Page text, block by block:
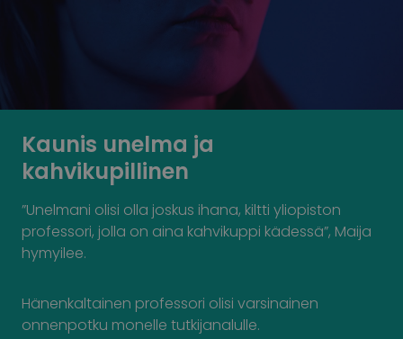
Kaunis unelma ja
kahvikupillinen
”Unelmani olisi olla joskus ihana, kiltti yliopiston
professori, jolla on aina kahvikuppi kädessä”, Maija
hymyilee.
Hänenkaltainen professori olisi varsinainen
onnenpotku monelle tutkijanalulle.